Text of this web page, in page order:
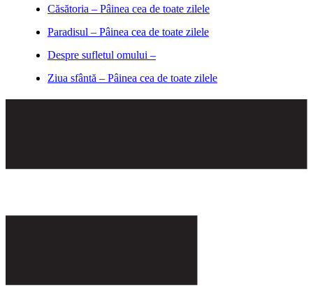
Căsătoria – Pâinea cea de toate zilele
Paradisul – Pâinea cea de toate zilele
Despre sufletul omului –
Ziua sfântă – Pâinea cea de toate zilele